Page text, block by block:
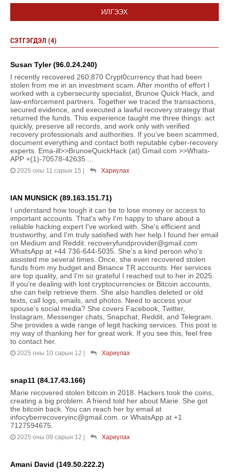
ИЛГЭЭХ
СЭТГЭГДЭЛ (4)
Susan Tyler (96.0.24.240)
I recently recovered 260,870 Crypt0currency that had been
stolen from me in an investment scam. After months of effort I
worked with a cybersecurity specialist, Brunoe Quick Hack, and
law-enforcement partners. Together we traced the transactions,
secured evidence, and executed a lawful recovery strategy that
returned the funds. This experience taught me three things: act
quickly, preserve all records, and work only with verified
recovery professionals and authorities. If you’ve been scammed,
document everything and contact both reputable cyber-recovery
experts. Ema-ill>>BrunoeQuickHack (at) Gmail.com >>Whats-
APP +(1)-70578-42635....
2025 оны 11 сарын 15 Хариулах
IAN MUNSICK (89.163.151.71)
I understand how tough it can be to lose money or access to
important accounts. That's why I'm happy to share about a
reliable hacking expert I've worked with. She's efficient and
trustworthy, and I'm truly satisfied with her help.I found her email
on Medium and Reddit: recoveryfundprovider@gmail.com
WhatsApp at +44 736-644-5035. She's a kind person who's
assisted me several times. Once, she even recovered stolen
funds from my budget and Binance TR accounts. Her services
are top quality, and I'm so grateful I reached out to her in 2025.
If you're dealing with lost cryptocurrencies or Bitcoin accounts,
she can help retrieve them. She also handles deleted or old
texts, call logs, emails, and photos. Need to access your
spouse's social media? She covers Facebook, Twitter,
Instagram, Messenger chats, Snapchat, Reddit, and Telegram.
She provides a wide range of legit hacking services. This post is
my way of thanking her for great work. If you see this, feel free
to contact her.
2025 оны 10 сарын 12 Хариулах
snap11 (84.17.43.166)
Marie recovered stolen bitcoin in 2018. Hackers took the coins,
creating a big problem. A friend told her about Marie. She got
the bitcoin back. You can reach her by email at
infocyberrecoveryinc@gmail.com. or WhatsApp at +1
7127594675.
2025 оны 09 сарын 12 Хариулах
Amani David (149.50.222.2)